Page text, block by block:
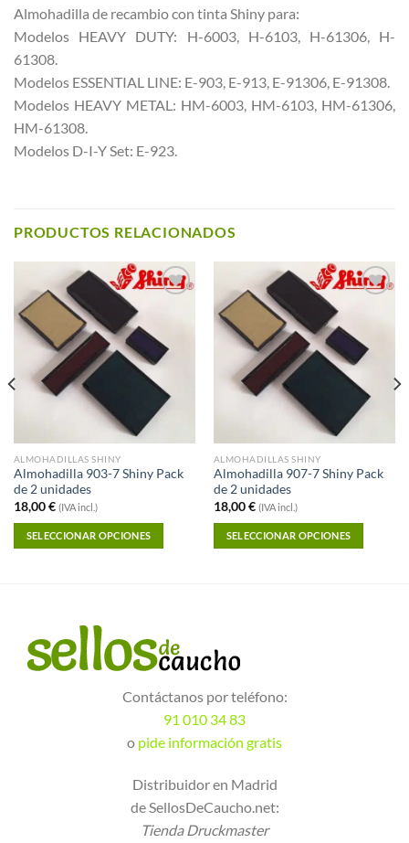
Almohadilla de recambio con tinta Shiny para:
Modelos HEAVY DUTY: H-6003, H-6103, H-61306, H-
61308.
Modelos ESSENTIAL LINE: E-903, E-913, E-91306, E-91308.
Modelos HEAVY METAL: HM-6003, HM-6103, HM-61306,
HM-61308.
Modelos D-I-Y Set: E-923.
PRODUCTOS RELACIONADOS
ALMOHADILLAS SHINY
Almohadilla 903-7 Shiny Pack
de 2 unidades
18,00€ (IVA incl.)
SELECCIONAR OPCIONES
ALMOHADILLAS SHINY
Almohadilla 907-7 Shiny Pack
de 2 unidades
18,00€ (IVA incl.)
SELECCIONAR OPCIONES
Contáctanos por teléfono:
91 010 34 83
o pide información gratis
Distribuidor en Madrid
de SellosDeCaucho.net:
Tienda Druckmaster